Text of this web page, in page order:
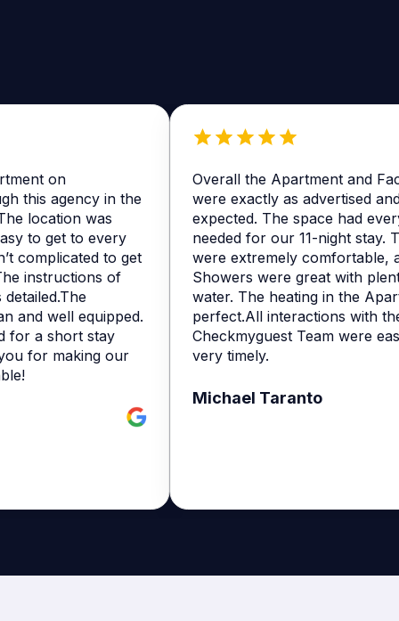
on
agency in the
location was
to get to every
to get
instructions of
well equipped.
a short stay
for making our
Overall the Apartment and
were exactly as advertised and
expected. The space had
needed for our 11-night stay.
were extremely comfortable,
Showers were great with plenty
water. The heating in the
perfect.All interactions with the
Checkmyguest Team were easy
very timely.
Michael Taranto